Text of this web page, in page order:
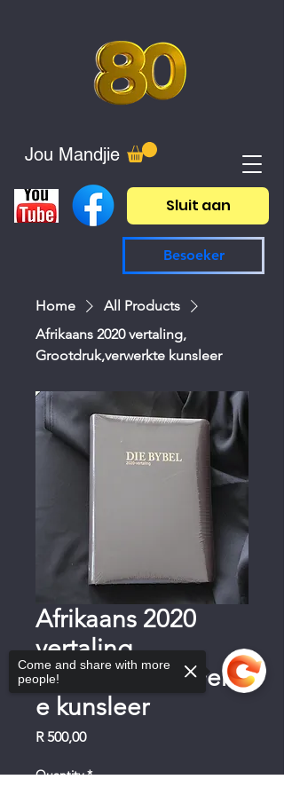
Jou Mandjie
Sluit aan
Besoeker
Home
All Products
Afrikaans 2020 vertaling,
Grootdruk,verwerkte kunsleer
Afrikaans 2020
vertaling,
Grootdruk,verwerkt
e kunsleer
R 500,00Price
Quantity *
Come and share with more
people!